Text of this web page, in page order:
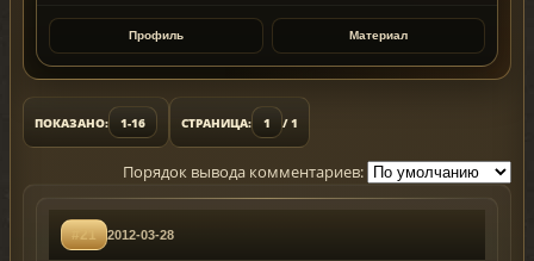
Профиль Материал
ПОКАЗАНО: 1-16 СТРАНИЦА: 1 / 1
Порядок вывода комментариев:
#21 2012-03-28